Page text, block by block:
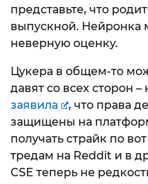
представьте, что
выпускной. Нейронка
неверную оценку.
Цукера в общем-то
давят со всех сторон
заявила
, что права
защищены на
получать страйк по
тредам на Reddit и в
CSE теперь не